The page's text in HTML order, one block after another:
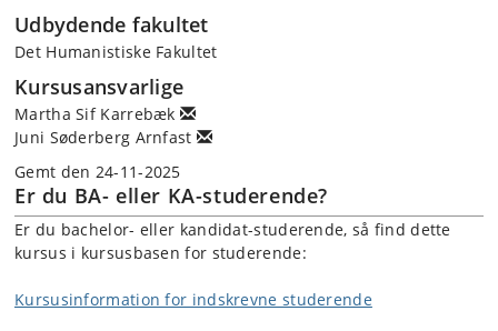
Udbydende fakultet
Det Humanistiske Fakultet
Kursusansvarlige
Martha Sif Karrebæk
Juni Søderberg Arnfast
Gemt den 24-11-2025
Er du BA- eller KA-studerende?
Er du bachelor- eller kandidat-studerende, så find dette
kursus i kursusbasen for studerende:
Kursusinformation for indskrevne studerende